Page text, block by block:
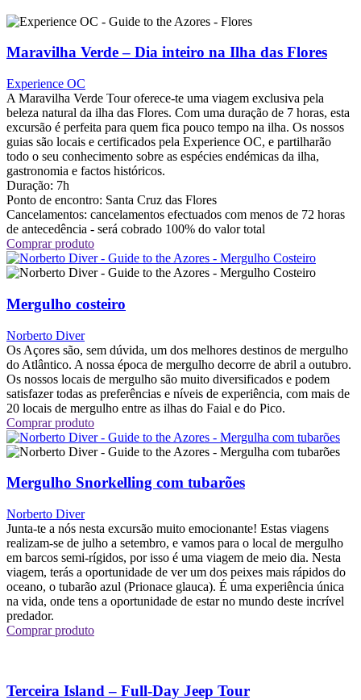
Maravilha Verde – Dia inteiro na Ilha das Flores
Experience OC
A Maravilha Verde Tour oferece-te uma viagem exclusiva pela
beleza natural da ilha das Flores. Com uma duração de 7 horas, esta
excursão é perfeita para quem fica pouco tempo na ilha. Os nossos
guias são locais e certificados pela Experience OC, e partilharão
todo o seu conhecimento sobre as espécies endémicas da ilha,
gastronomia e factos históricos.
Duração: 7h
Ponto de encontro: Santa Cruz das Flores
Cancelamentos: cancelamentos efectuados com menos de 72 horas
de antecedência - será cobrado 100% do valor total
Comprar produto
Mergulho costeiro
Norberto Diver
Os Açores são, sem dúvida, um dos melhores destinos de mergulho
do Atlântico. A nossa época de mergulho decorre de abril a outubro.
Os nossos locais de mergulho são muito diversificados e podem
satisfazer todas as preferências e níveis de experiência, com mais de
20 locais de mergulho entre as ilhas do Faial e do Pico.
Comprar produto
Mergulho Snorkelling com tubarões
Norberto Diver
Junta-te a nós nesta excursão muito emocionante! Estas viagens
realizam-se de julho a setembro, e vamos para o local de mergulho
em barcos semi-rígidos, por isso é uma viagem de meio dia. Nesta
viagem, terás a oportunidade de ver um dos peixes mais rápidos do
oceano, o tubarão azul (Prionace glauca). É uma experiência única
na vida, onde tens a oportunidade de estar no mundo deste incrível
predador.
Comprar produto
Terceira Island – Full-Day Jeep Tour